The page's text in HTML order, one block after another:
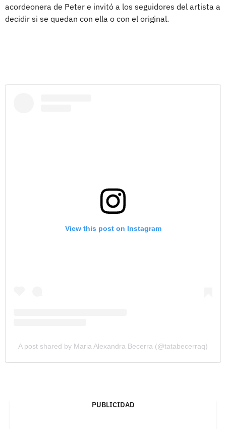
acordeonera de Peter e invitó a los seguidores del artista a
decidir si se quedan con ella o con el original.
View this post on Instagram
A post shared by Maria Alexandra Becerra (@tatabecerraq)
PUBLICIDAD